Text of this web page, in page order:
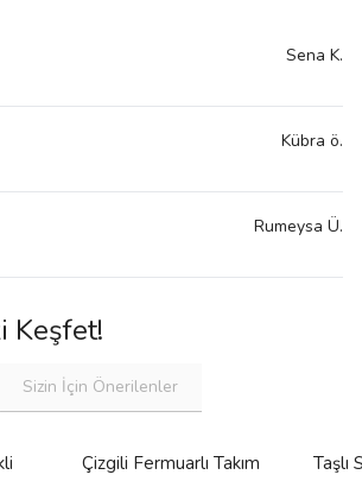
Sena K.
Kübra ö.
Rumeysa Ü.
Keşfet!
Sizin İçin Önerilenler
Çizgili Fermuarlı Takım
Taşlı